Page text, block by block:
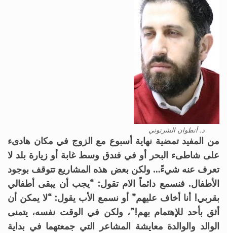
د. أنطوان الشرتوني
من المفيد تمضية نهاية أسبوع مع الزوج في مكان هادىء
على شاطىء البحر أو في فندق وسط غابة أو زيارة بلد لا
تعرف عنه شيءً… ولكن بعض هذه المشاريع تتوقف بوجود
الأطفال. فنسمع دائماً الام تقول: “يجب أن يبقى أطفالي
بقربي! أنا أخاف عليهم” أو نسمع الأب يقول: “لا يمكن أن
أثق بأحد للإهتمام بهم!”، ولكن في الوقت نفسه، يتمنى
الوالد والوالدة معايشة المشاعر التي جمعتهما في بداية